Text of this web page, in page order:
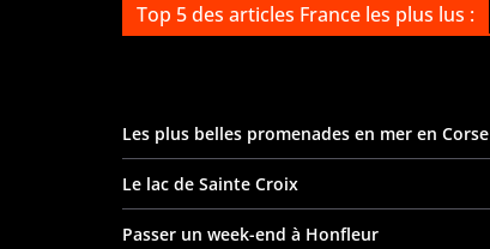
Top 5 des articles France les plus lus :
Les plus belles promenades en mer en Corse
Le lac de Sainte Croix
Passer un week-end à Honfleur